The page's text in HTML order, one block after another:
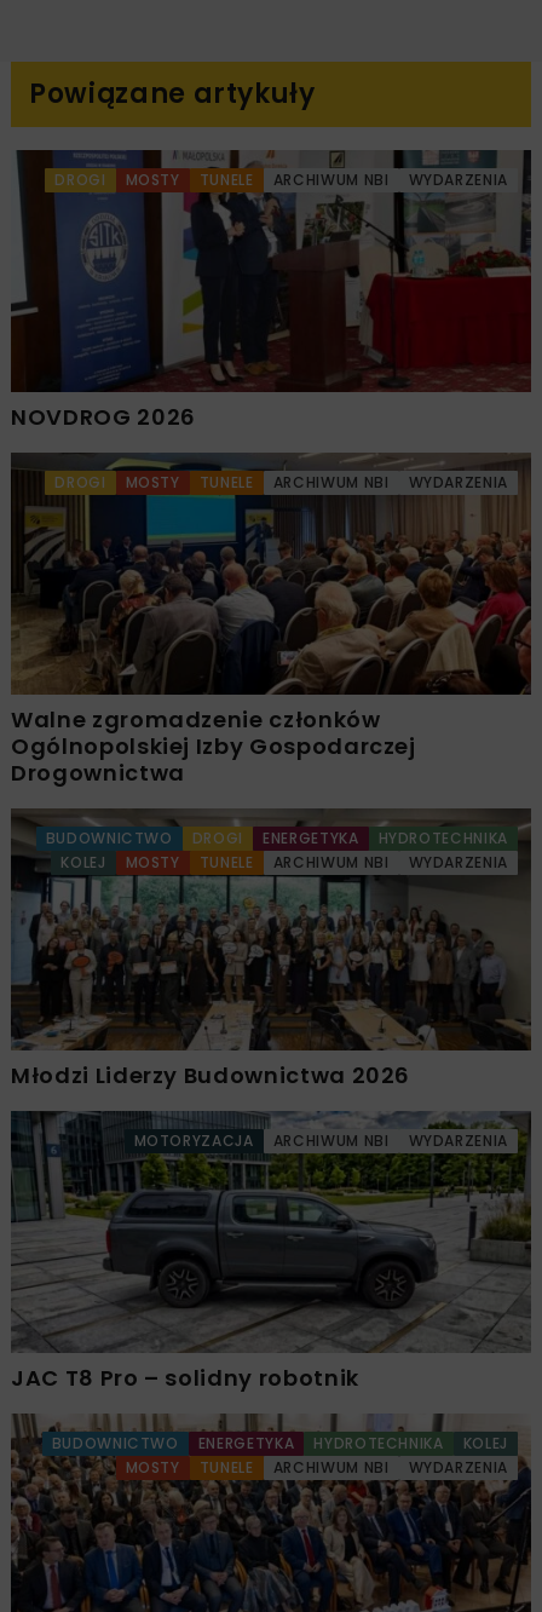
Powiązane artykuły
DROGI MOSTY TUNELE ARCHIWUM NBI WYDARZENIA
NOVDROG 2026
DROGI MOSTY TUNELE ARCHIWUM NBI WYDARZENIA
Walne zgromadzenie członków
Ogólnopolskiej Izby Gospodarczej
Drogownictwa
BUDOWNICTWO DROGI ENERGETYKA
HYDROTECHNIKA
KOLEJ
MOSTY TUNELE ARCHIWUM NBI WYDARZENIA
Młodzi Liderzy Budownictwa 2026
MOTORYZACJA ARCHIWUM NBI WYDARZENIA
JAC T8 Pro – solidny robotnik
BUDOWNICTWO ENERGETYKA HYDROTECHNIKA
KOLEJ
MOSTY
TUNELE ARCHIWUM NBI WYDARZENIA